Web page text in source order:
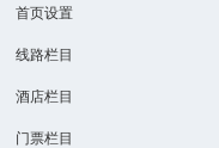
首页设置
线路栏目
酒店栏目
门票栏目